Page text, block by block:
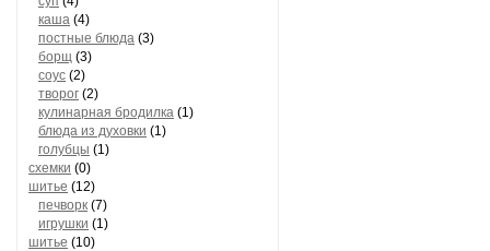
каша (4)
постные блюда (3)
борщ (3)
соус (2)
творог (2)
кулинарная бродилка (1)
блюда из духовки (1)
голубцы (1)
схемки (0)
шитье (12)
печворк (7)
игрушки (1)
шитье (10)